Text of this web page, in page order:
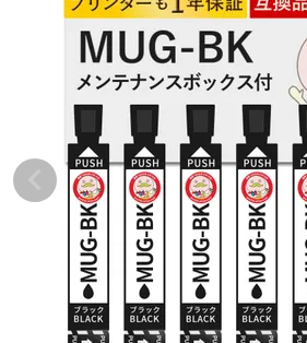
キャノンインク
エプソンインク
詰め替えインク
互換インクボトル
互換インクカートリッジ
再生インクカートリッジ
記事を探す
お客様の声